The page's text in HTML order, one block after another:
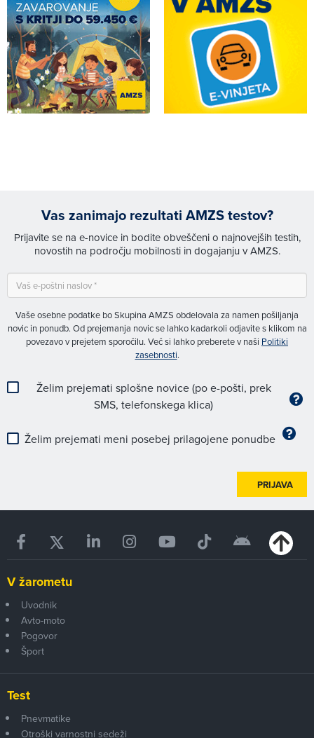
Vas zanimajo rezultati AMZS testov?
Prijavite se na e-novice in bodite obveščeni o najnovejših testih,
novostih na področju mobilnosti in dogajanju v AMZS.
Vaše osebne podatke bo Skupina AMZS obdelovala za namen pošiljanja
novic in ponudb. Od prejemanja novic se lahko kadarkoli odjavite s klikom na
povezavo v prejetem sporočilu. Več si lahko preberete v naši Politiki
zasebnosti.
Želim prejemati splošne novice (po e-pošti, prek
SMS, telefonskega klica)
Želim prejemati meni posebej prilagojene ponudbe
PRIJAVA
V žarometu
Uvodnik
Avto-moto
Pogovor
Šport
Test
Pnevmatike
Otroški varnostni sedeži